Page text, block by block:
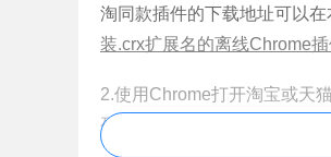
淘同款插件的下载地址可以
装.crx扩展名的离线Chrome插
2.使用Chrome打开淘宝或天
列表，如图所示：